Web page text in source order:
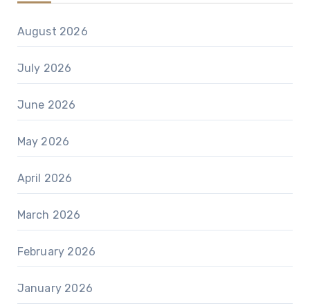
August 2026
July 2026
June 2026
May 2026
April 2026
March 2026
February 2026
January 2026